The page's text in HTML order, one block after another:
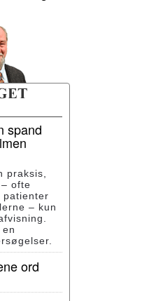
spand
praksis,
ofte
– kun
ord